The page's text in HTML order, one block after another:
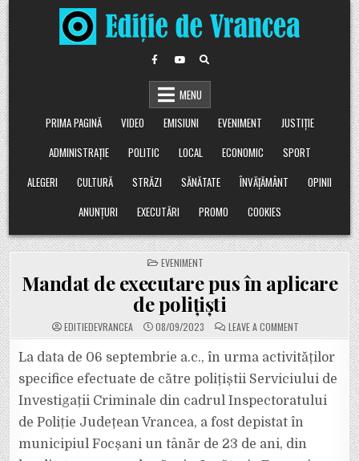
Skip
to
content
MENU
PRIMA PAGINĂ
VIDEO EMISIUNI EVENIMENT
JUSTIȚIE
ADMINISTRAȚIE
POLITIC LOCAL ECONOMIC
SPORT
ALEGERI
CULTURĂ STRĂZI SĂNĂTATE ÎNVĂȚĂMÂNT
OPINII
ANUNȚURI
EXECUTĂRI PROMO COOKIES
POSTED
IN
EVENIMENT
Mandat de executare pus în aplicare
de polițiști
EDITIEDEVRANCEA 08/09/2023 LEAVE A COMMENT
MANDAT
EXECUTARE
PUS
ÎN
APLICARE
DE
POLIȚIȘTI
La data de 06 septembrie a.c., în urma activităților
specifice efectuate de către polițiștii Serviciului de
Investigații Criminale din cadrul Inspectoratului
de Poliție Județean Vrancea, a fost depistat în
municipiul Focșani un tânăr de 23 de ani, din